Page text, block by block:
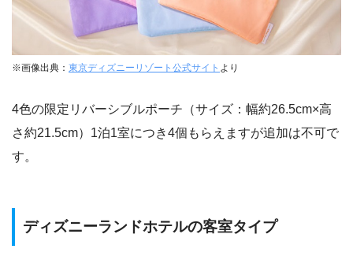
※画像出典： 東京ディズニーリゾート公式サイト より
4色の限定リバーシブルポーチ（サイズ：幅約26.5cm×高
さ約21.5cm）1泊1室につき4個もらえますが追加は不可で
す。
ディズニーランドホテルの客室タイプ